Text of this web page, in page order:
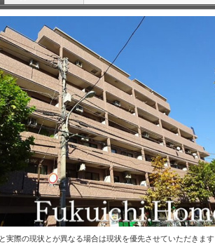
実際の現状とが異なる場合は現状を優先させていただきます